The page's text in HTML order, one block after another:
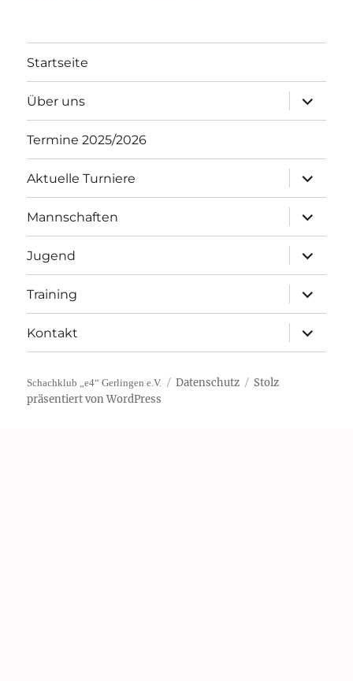
Startseite
Über uns
öffnen
Termine 2025/2026
Aktuelle Turniere
öffnen
Mannschaften
öffnen
Jugend
öffnen
Training
öffnen
Kontakt
öffnen
Schachklub „e4“ Gerlingen e.V. Datenschutz
Stolz
präsentiert von WordPress